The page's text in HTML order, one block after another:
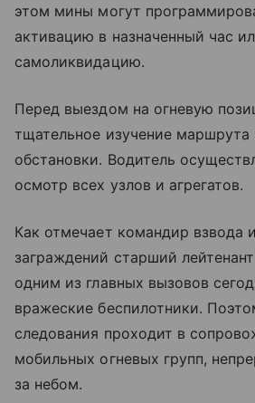
этом мины могут
активацию в назначенный час
самоликвидацию.
Перед выездом на огневую
тщательное изучение маршрута
обстановки. Водитель
осмотр всех узлов и агрегатов.
Как отмечает командир взвода
заграждений старший
одним из главных вызовов
вражеские беспилотники.
следования проходит в
мобильных огневых групп,
за небом.